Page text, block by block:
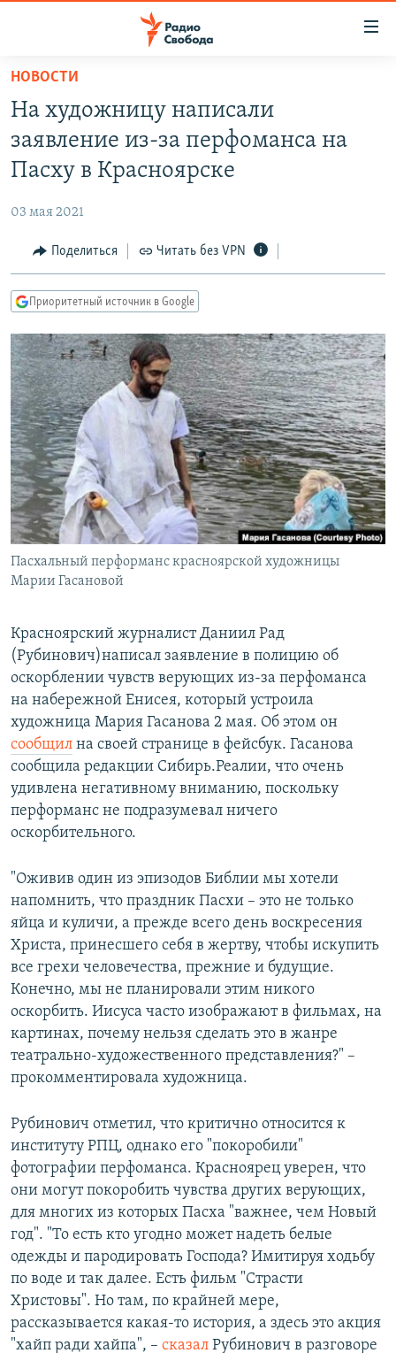
упрощенного
доступа
основному
Вернутся
Вернутся
поиску
ПОДКАСТЫ
АВТОРСКИЕ ПРОЕКТЫ
МНЕНИЯ
КУЛЬТУРА
КАВКАЗ.РЕАЛИИ
СЕВЕР.РЕАЛИИ
СИБИРЬ.РЕАЛИИ
РАСПИСАНИЕ ВЕЩАНИЯ
ПОДПИШИТЕСЬ НА РАССЫЛКУ
СОЦИАЛЬНЫЕ СЕТИ
НОВОСТИ
На художницу написали
заявление из-за перфоманса на
Пасху в Красноярске
03 мая 2021
Поделиться Читать без VPN
Приоритетный источник в Google
Пасхальный перформанс красноярской художницы
Марии Гасановой
Красноярский журналист Даниил Рад
(Рубинович)написал заявление в полицию об
оскорблении чувств верующих из-за перфоманса
на набережной Енисея, который устроила
художница Мария Гасанова 2 мая. Об этом он
сообщил на своей странице в фейсбук. Гасанова
сообщила редакции Сибирь.Реалии, что очень
удивлена негативному вниманию, поскольку
перформанс не подразумевал ничего
оскорбительного.
"Оживив один из эпизодов Библии мы хотели
напомнить, что праздник Пасхи – это не только
яйца и куличи, а прежде всего день воскресения
Христа, принесшего себя в жертву, чтобы искупить
все грехи человечества, прежние и будущие.
Конечно, мы не планировали этим никого
оскорбить. Иисуса часто изображают в фильмах, на
картинах, почему нельзя сделать это в жанре
театрально-художественного представления?" –
прокомментировала художница.
Рубинович отметил, что критично относится к
институту РПЦ, однако его "покоробили"
фотографии перфоманса. Красноярец уверен, что
они могут покоробить чувства других верующих,
для многих из которых Пасха "важнее, чем Новый
год". "То есть кто угодно может надеть белые
одежды и пародировать Господа? Имитируя ходьбу
по воде и так далее. Есть фильм "Страсти
Христовы". Но там, по крайней мере,
рассказывается какая-то история, а здесь это акция
"хайп ради хайпа", – сказал Рубинович в разговоре